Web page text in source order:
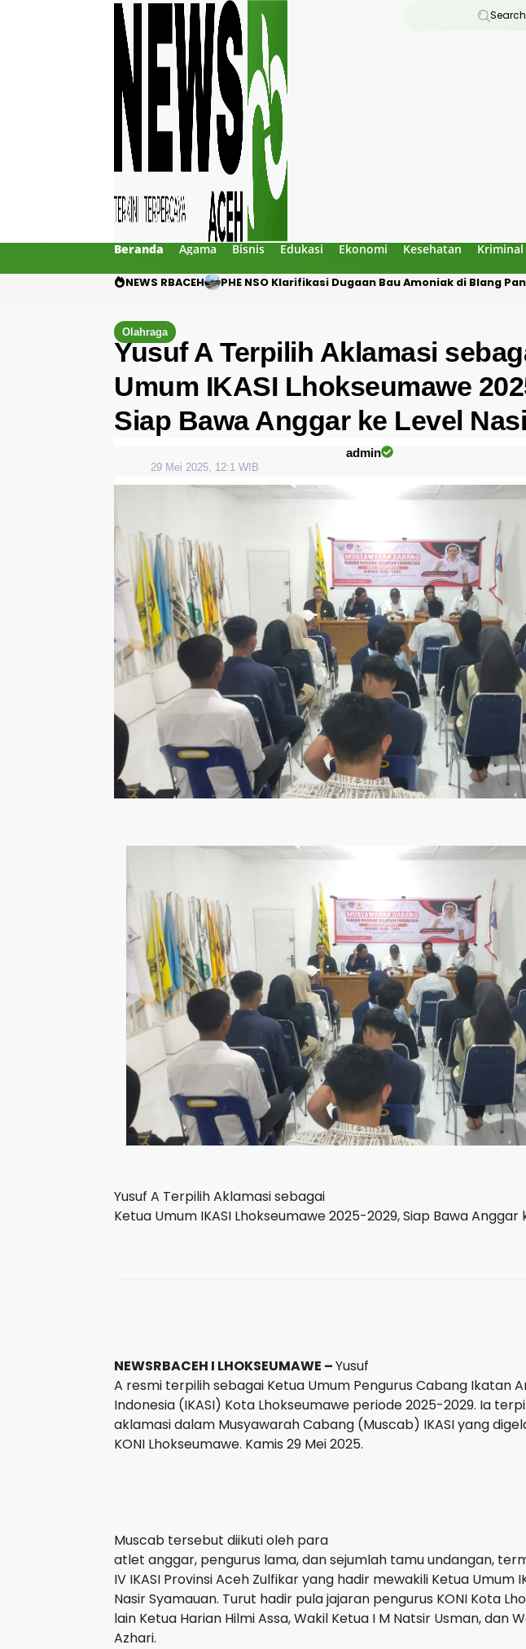
Search
Beranda Agama Bisnis Edukasi Ekonomi Kesehatan Kriminal
NEWS RBACEH Motor Pelajar Hilang di Goa Jepang Lhokseumawe,
Olahraga
Yusuf A Terpilih Aklamasi
Umum IKASI Lhokseumawe
Siap Bawa Anggar ke Level
admin
29 Mei 2025, 12:1 WIB
Yusuf A Terpilih Aklamasi sebagai
Ketua Umum IKASI Lhokseumawe 2025-2029, Siap Bawa Anggar
NEWSRBACEH I LHOKSEUMAWE –Yusuf
A resmi terpilih sebagai Ketua Umum Pengurus Cabang Ikatan
Indonesia (IKASI) Kota Lhokseumawe periode 2025-2029. Ia
aklamasi dalam Musyawarah Cabang (Muscab) IKASI yang
KONI Lhokseumawe. Kamis 29 Mei 2025.
Muscab tersebut diikuti oleh para
atlet anggar, pengurus lama, dan sejumlah tamu undangan,
IV IKASI Provinsi Aceh Zulfikar yang hadir mewakili Ketua Umum
Nasir Syamauan. Turut hadir pula jajaran pengurus KONI Kota
lain Ketua Harian Hilmi Assa, Wakil Ketua I M Natsir Usman, dan
Azhari.